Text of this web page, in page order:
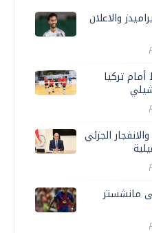
والاعلان
تركيا
الجزئي
مانشستر